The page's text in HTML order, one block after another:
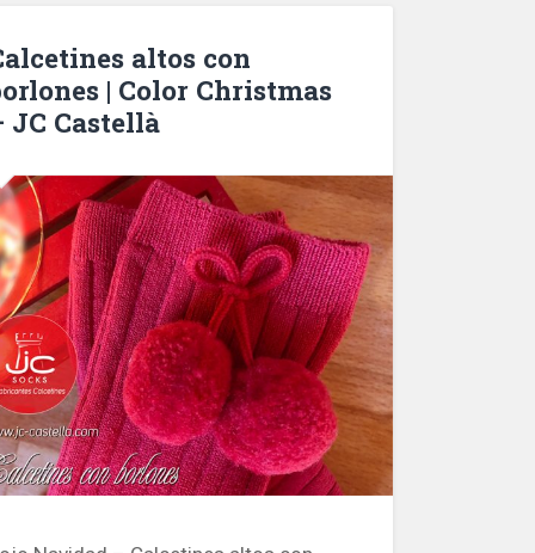
altos con
| Color Christmas
JC Castellà